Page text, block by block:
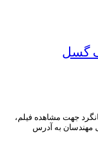
جهانگرد جهت مشاهده فیلم،
مهندسان به آدرس